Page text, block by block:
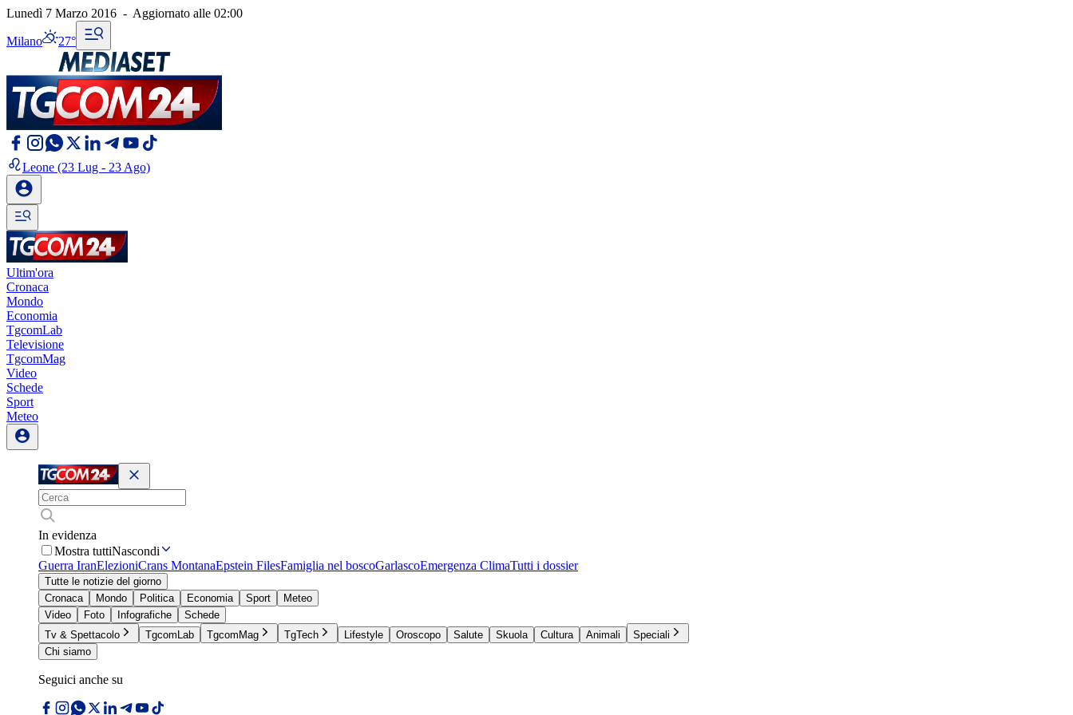
Lunedì 7 Marzo 2016 - Aggiornato alle 02:00
Milano 27°
Leone (23 Lug - 23 Ago)
Ultim'ora
Cronaca
Mondo
Economia
TgcomLab
Televisione
TgcomMag
Video
Schede
Sport
Meteo
In evidenza
Mostra tuttiNascondi
Guerra IranElezioniCrans MontanaEpstein FilesFamiglia nel boscoGarlascoEmergenza ClimaTutti i dossier
Tutte le notizie del giorno
Cronaca
Mondo Politica Economia Sport
Meteo
Video
Foto Infografiche
Schede
Tv & Spettacolo
TgcomLab TgcomMag TgTech Lifestyle Oroscopo Salute Skuola Cultura Animali
Speciali
Chi siamo
Seguici anche su